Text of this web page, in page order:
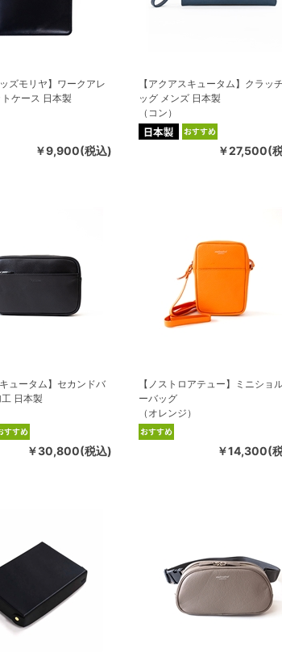
ッズモリヤ】ワークアレ
ケース 日本製
￥9,900(税込)
【アクアスキュータム】クラッ
ッグ メンズ 日本製
（コン）
￥27,500(
キュータム】セカンドバ
日本製
￥30,800(税込)
【ノストロアテュー】ミニショ
ーバッグ
（オレンジ）
￥14,300(